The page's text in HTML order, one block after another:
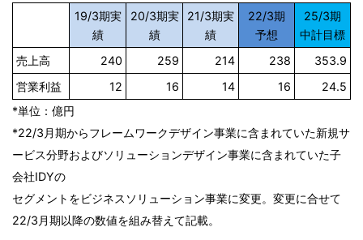
19/3期実
績
20/3期実
績
21/3期実
績
22/3期
予想
25/3期
中計目標
売上高
240 259 214 238
353.9
営業利益
12 16 14 16
24.5
*単位：億円
*22/3月期からフレームワークデザイン事業に含まれていた新規サ
ービス分野およびソリューションデザイン事業に含まれていた子
会社IDYの
セグメントをビジネスソリューション事業に変更。変更に合せて
22/3月期以降の数値を組み替えて記載。